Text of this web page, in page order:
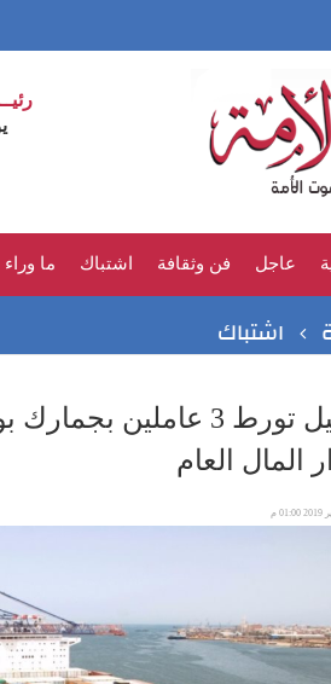
عاجل فن وثقافة اشتباك ما وراء
اشتباك
تفاصيل تورط 3
المال العام